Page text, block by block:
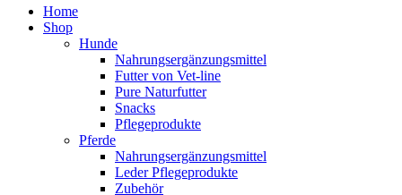
Home
Shop
Hunde
Nahrungsergänzungsmittel
Futter von Vet-line
Pure Naturfutter
Snacks
Pflegeprodukte
Pferde
Nahrungsergänzungsmittel
Leder Pflegeprodukte
Zubehör